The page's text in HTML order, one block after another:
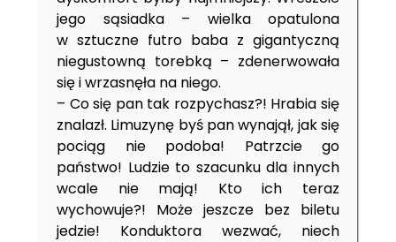
jego sąsiadka – wielka opatulona
w sztuczne futro baba z gigantyczną
niegustowną torebką – zdenerwowała
się i wrzasnęła na niego.
– Co się pan tak rozpychasz?! Hrabia się
znalazł. Limuzynę byś pan wynajął, jak się
pociąg nie podoba! Patrzcie go
państwo! Ludzie to szacunku dla innych
wcale nie mają! Kto ich teraz
wychowuje?! Może jeszcze bez biletu
jedzie! Konduktora wezwać, niech